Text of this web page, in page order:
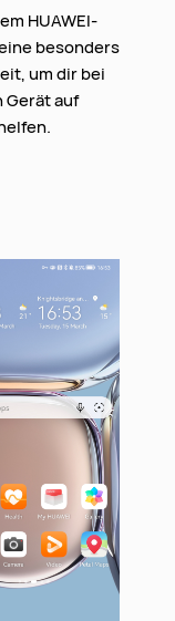
HUAWEI-
besonders
um dir bei
Gerät auf